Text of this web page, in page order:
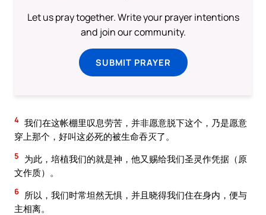
Let us pray together. Write your prayer intentions
and join our community.
SUBMIT PRAYER
4 我们在这帐棚里叹息劳苦，并非愿意脱下这个，乃是愿意
穿上那个，好叫这必死的被生命吞灭了。
5
为此，培植我们的就是神，他又赐给我们圣灵作凭据（原
文作质）。
6
所以，我们时常坦然无惧，并且晓得我们住在身内，便与
主相离。